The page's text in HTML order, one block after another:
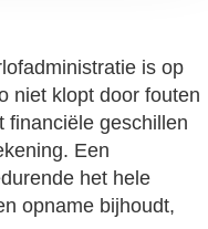
is op
niet klopt door fouten
financiële geschillen
Een
het hele
opname bijhoudt,